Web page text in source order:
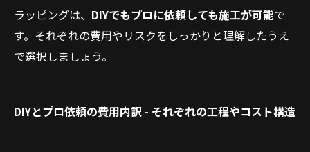
ラッピングは、 DIYでもプロに依頼しても施工が可能で
す。それぞれの費用やリスクをしっかりと理解したうえ
で選択しましょう。
DIYとプロ依頼の費用内訳 - それぞれの工程やコスト構造